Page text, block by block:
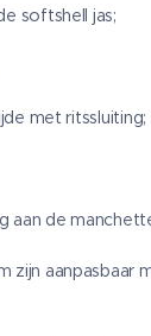
softshell jas;
met ritssluiting;
aan de
zijn aanpasbaar